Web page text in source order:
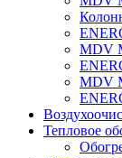
MDV
MDV
Тепловое